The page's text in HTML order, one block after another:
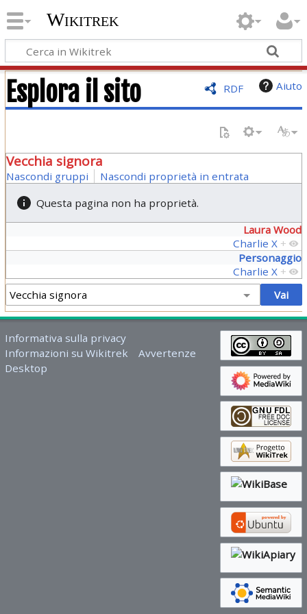
Wikitrek
RDF Aiuto
Esplora il sito
Vecchia signora
Nascondi gruppi
Nascondi proprietà in entrata
Questa pagina non ha proprietà.
Laura Wood
Charlie X +
Personaggio
Charlie X +
Informativa sulla privacy
Informazioni su Wikitrek
Avvertenze
Desktop